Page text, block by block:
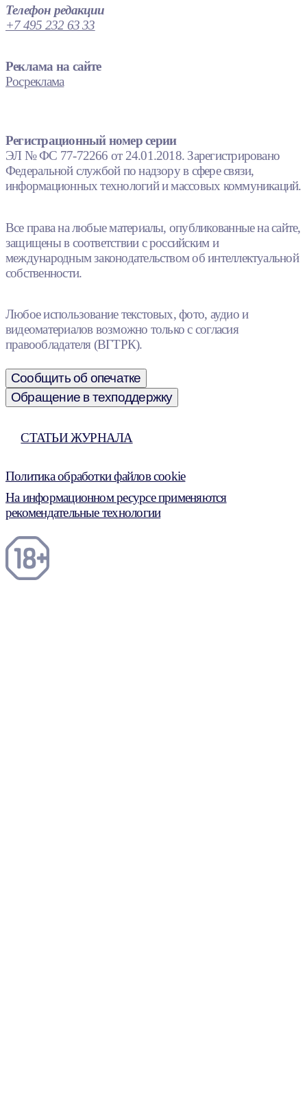
Телефон редакции
+7 495 232 63 33
Реклама на сайте
Росреклама
Регистрационный номер серии
ЭЛ № ФС 77-72266 от 24.01.2018. Зарегистрировано
Федеральной службой по надзору в сфере связи,
информационных технологий и массовых коммуникаций.
Все права на любые материалы, опубликованные на сайте,
защищены в соответствии с российским и
международным законодательством об интеллектуальной
собственности.
Любое использование текстовых, фото, аудио и
видеоматериалов возможно только с согласия
правообладателя (ВГТРК).
Сообщить об опечатке
Обращение в техподдержку
СТАТЬИ ЖУРНАЛА
Политика обработки файлов cookie
На информационном ресурсе применяются
рекомендательные технологии